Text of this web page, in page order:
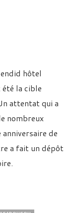
hôtel
été la cible
attentat qui a
nombreux
de
a fait un dépôt